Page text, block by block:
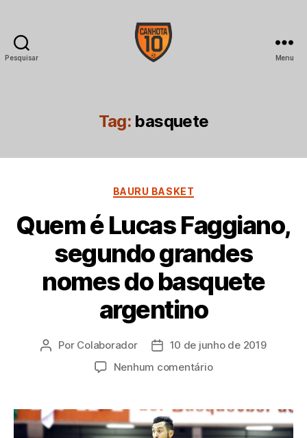
Pesquisar Menu
Tag: basquete
Categorias
BAURU BASKET
Quem é Lucas Faggiano,
segundo grandes
nomes do basquete
argentino
Autor
Por Colaborador
Data10 de junho de 2019
Nenhum comentárioem
Lucas
Faggiano,